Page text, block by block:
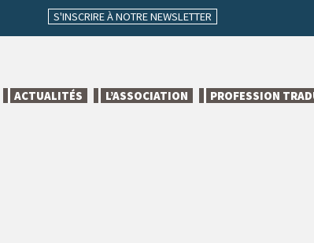
S'INSCRIRE À NOTRE NEWSLETTER
ACTUALITÉS L’ASSOCIATION PROFESSION